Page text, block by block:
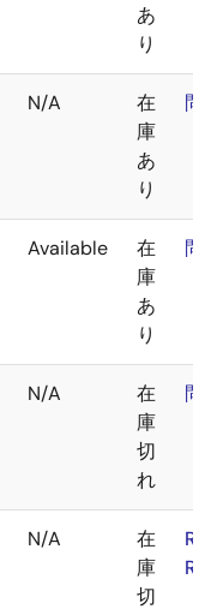
あ
り
N/A
在
庫
あ
り
問
Available
在
庫
あ
り
問
N/A
在
庫
切
れ
問
N/A
在
庫
切